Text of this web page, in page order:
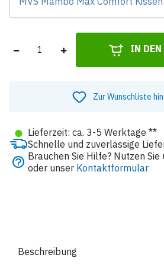
IN DEN
Zur Wunschliste
● Lieferzeit: ca. 3-5 Werktage **
Schnelle und zuverlässige
Brauchen Sie Hilfe? Nutzen Sie
oder unser Kontaktformular